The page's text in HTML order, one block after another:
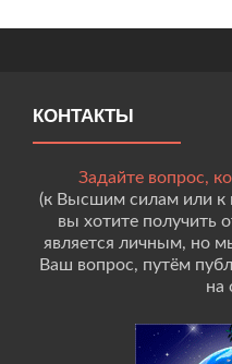
КОНТАКТЫ
Задайте вопрос,
(к Высшим силам или к
вы хотите получить
является личным, но
Ваш вопрос, путём
на